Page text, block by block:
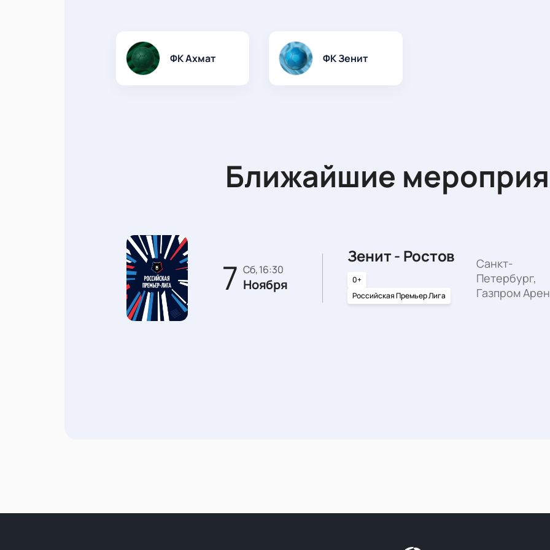
ФК Ахмат ФК Зенит
Ближайшие
7 сб, 16:30
Ноября
Зенит - Ростов
0+
Российская Премьер Лига
Санкт-
Петербург,
Газпром